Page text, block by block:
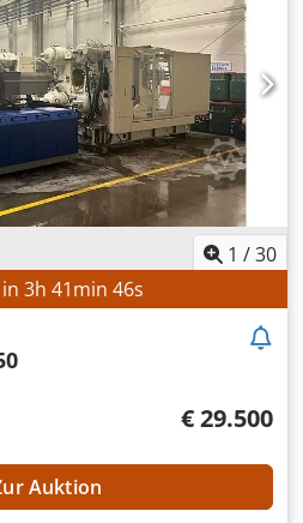
mm Maximale Öffnungsweite:
Schneckendurchmesser:
cm³ Einspritzgewicht:
bar MASCHINEN-DETAILS
Nennleistung
& Gewicht
ca. 8.000 × 2.250 × 2.200 mm
1 /30
3h 41min 44s
€ 29.500
Auktion